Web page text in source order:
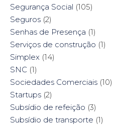
Segurança Social (105)
Seguros (2)
Senhas de Presença (1)
Serviços de construção (1)
Simplex (14)
SNC (1)
Sociedades Comerciais (10)
Startups (2)
Subsídio de refeição (3)
Subsídio de transporte (1)